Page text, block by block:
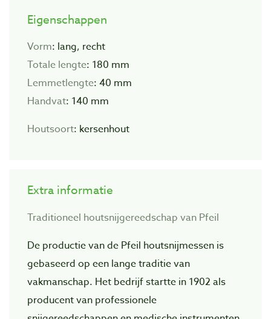
Eigenschappen
Vorm: lang, recht
Totale lengte: 180 mm
Lemmetlengte: 40 mm
Handvat: 140 mm
Houtsoort: kersenhout
Extra informatie
Traditioneel houtsnijgereedschap van Pfeil
De productie van de Pfeil houtsnijmessen is
gebaseerd op een lange traditie van
vakmanschap. Het bedrijf startte in 1902 als
producent van professionele